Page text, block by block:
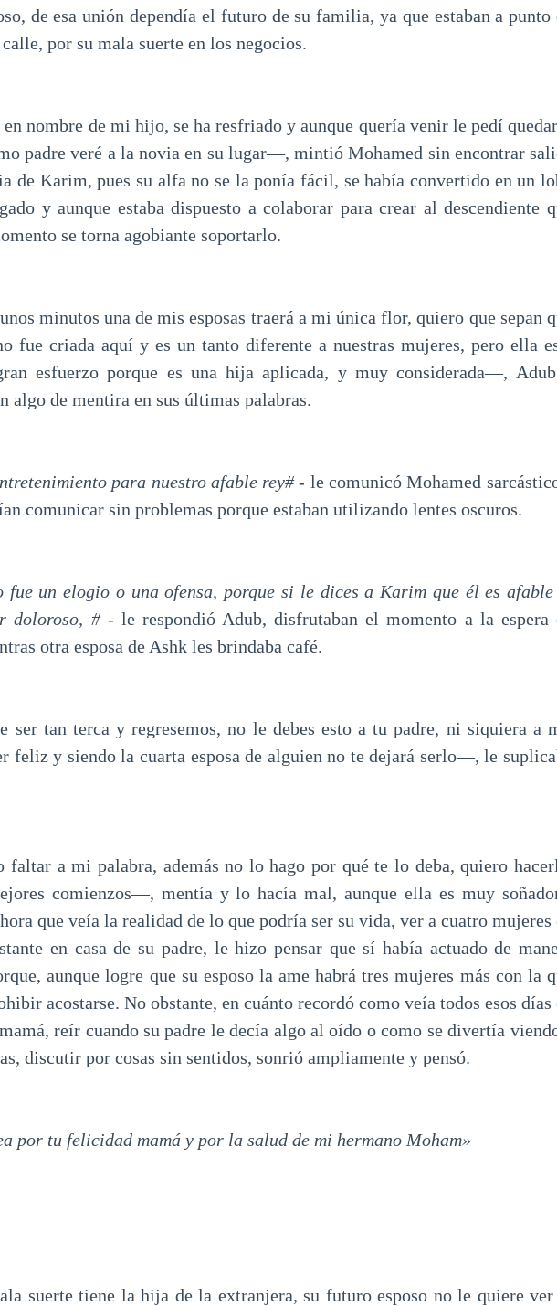
de esa unión dependía el futuro de su familia, ya que estaban a punto
por su mala suerte en los negocios.
nombre de mi hijo, se ha resfriado y aunque quería venir le pedí
padre veré a la novia en su lugar—, mintió Mohamed sin encontrar
de Karim, pues su alfa no se la ponía fácil, se había convertido en un
y aunque estaba dispuesto a colaborar para crear al descendiente
se torna agobiante soportarlo.
minutos una de mis esposas traerá a mi única flor, quiero que sepan
fue criada aquí y es un tanto diferente a nuestras mujeres, pero ella
esfuerzo porque es una hija aplicada, y muy considerada—,
algo de mentira en sus últimas palabras.
para nuestro afable rey# - le comunicó Mohamed
comunicar sin problemas porque estaban utilizando lentes oscuros.
fue un elogio o una ofensa, porque si le dices a Karim que él es
doloroso, #- le respondió Adub, disfrutaban el momento a la espera
otra esposa de Ashk les brindaba café.
tan terca y regresemos, no le debes esto a tu padre, ni siquiera a
feliz y siendo la cuarta esposa de alguien no te dejará serlo—, le
a mi palabra, además no lo hago por qué te lo deba, quiero
comienzos—, mentía y lo hacía mal, aunque ella es muy
que veía la realidad de lo que podría ser su vida, ver a cuatro mujeres
en casa de su padre, le hizo pensar que sí había actuado de
aunque logre que su esposo la ame habrá tres mujeres más con la
acostarse. No obstante, en cuánto recordó como veía todos esos días
reír cuando su padre le decía algo al oído o como se divertía
discutir por cosas sin sentidos, sonrió ampliamente y pensó.
por tu felicidad mamá y por la salud de mi hermano Moham»
suerte tiene la hija de la extranjera, su futuro esposo no le quiere